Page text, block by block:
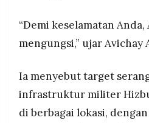
“Demi keselamatan
mengungsi,” ujar Avichay
Ia menyebut target
infrastruktur militer
di berbagai lokasi,